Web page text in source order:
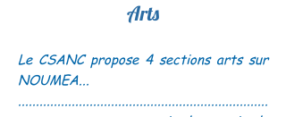
Arts
Le CSANC propose 4 sections arts sur
NOUMEA...
......................................................................